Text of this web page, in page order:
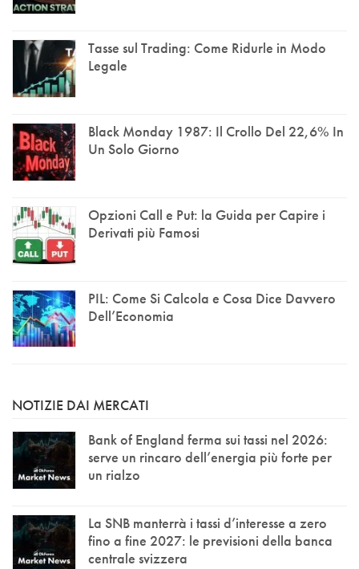
Tasse sul Trading: Come Ridurle in Modo
Legale
Black Monday 1987: Il Crollo Del 22,6% In
Un Solo Giorno
Opzioni Call e Put: la Guida per Capire i
Derivati più Famosi
PIL: Come Si Calcola e Cosa Dice Davvero
Dell’Economia
NOTIZIE DAI MERCATI
Bank of England ferma sui tassi nel 2026:
serve un rincaro dell’energia più forte per
un rialzo
La SNB manterrà i tassi d’interesse a zero
fino a fine 2027: le previsioni della banca
centrale svizzera